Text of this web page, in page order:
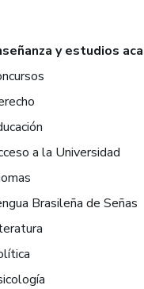
y estudios
a la Universidad
Brasileña de Señas